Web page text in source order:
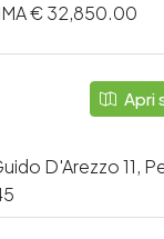
€ 32,850.00
Apri
D'Arezzo 11,